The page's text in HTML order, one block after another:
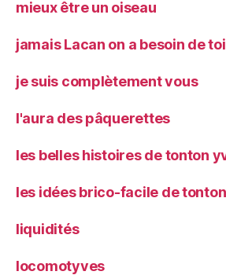
mieux être un oiseau
jamais Lacan on a besoin de toi
je suis complètement vous
l'aura des pâquerettes
les belles histoires de tonton
les idées brico-facile de
liquidités
locomotyves